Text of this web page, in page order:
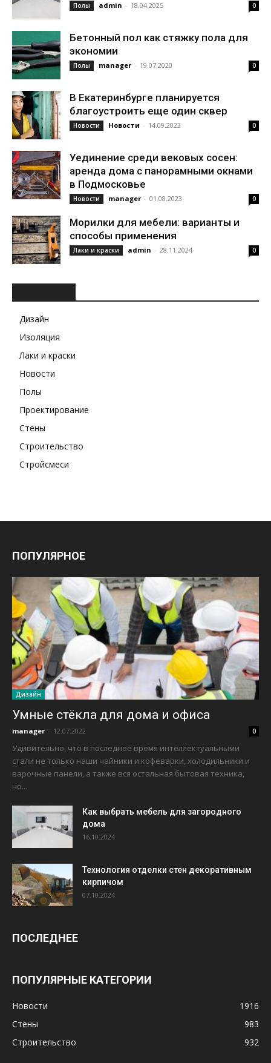
Полы admin - 18.04.2025 0
Бетонный пол как стяжку пола для
экономии
Полы manager - 19.07.2020 0
В Екатеринбурге планируется
благоустроить еще один сквер
Новости Новости - 14.09.2023 0
Уединение среди вековых сосен:
аренда дома с панорамными окнами
в Подмосковье
Новости manager - 01.08.2023 0
Морилки для мебели: варианты и
способы применения
Лаки и краски admin - 28.11.2024 0
Дизайн
Изоляция
Лаки и краски
Новости
Полы
Проектирование
Стены
Строительство
Стройсмеси
ПОПУЛЯРНОЕ
Дизайн
Умные стёкла для дома и офиса
manager - 12.07.2022 0
Удивительно, что в последнее время интеллектуальными
стали не только наши чайники и кофеварки, холодильники и
варочные панели, а также вся остальная бытовая техника,
но...
Как выбрать мебель для загородного
дома
16.10.2024
Технология отделки стен декоративным
кирпичом
07.10.2024
ПОСЛЕДНЕЕ
ПОПУЛЯРНЫЕ КАТЕГОРИИ
Новости
1916
Стены
983
Строительство
932